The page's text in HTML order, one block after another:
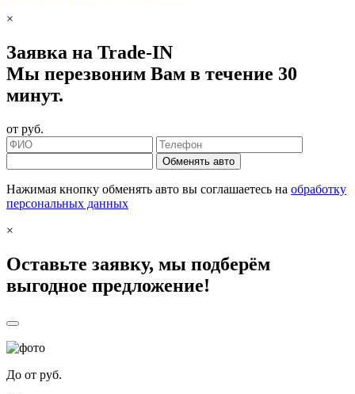
×
Заявка на Trade-IN
Мы перезвоним Вам в течение 30
минут.
от руб.
Обменять авто
Нажимая кнопку обменять авто вы соглашаетесь на обработку
персональных данных
×
Оставьте заявку, мы подберём
выгодное предложение!
До от руб.